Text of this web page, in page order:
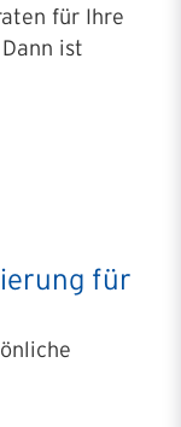
für Ihre
ist
für